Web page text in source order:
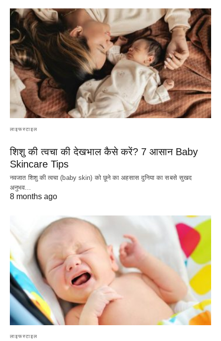
लाइफस्टाइल
शिशु की त्वचा की देखभाल कैसे करें? 7 आसान Baby
Skincare Tips
नवजात शिशु की त्वचा (baby skin) को छूने का अहसास दुनिया का सबसे सुखद
अनुभव…
8 months ago
लाइफस्टाइल